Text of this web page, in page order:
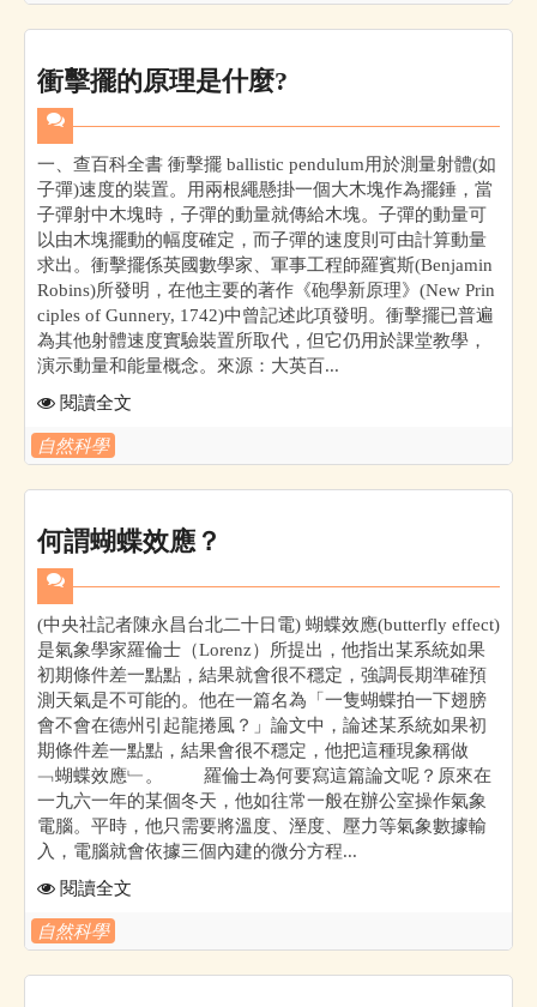
衝擊擺的原理是什麼?
一、查百科全書 衝擊擺 ballistic pendulum用於測量射體(如
子彈)速度的裝置。用兩根繩懸掛一個大木塊作為擺錘，當
子彈射中木塊時，子彈的動量就傳給木塊。子彈的動量可
以由木塊擺動的幅度確定，而子彈的速度則可由計算動量
求出。衝擊擺係英國數學家、軍事工程師羅賓斯(Benjamin
Robins)所發明，在他主要的著作《砲學新原理》(New Prin
ciples of Gunnery, 1742)中曾記述此項發明。衝擊擺已普遍
為其他射體速度實驗裝置所取代，但它仍用於課堂教學，
演示動量和能量概念。來源：大英百...
閱讀全文
自然科學
何謂蝴蝶效應？
(中央社記者陳永昌台北二十日電) 蝴蝶效應(butterfly effect)
是氣象學家羅倫士（Lorenz）所提出，他指出某系統如果
初期條件差一點點，結果就會很不穩定，強調長期準確預
測天氣是不可能的。他在一篇名為「一隻蝴蝶拍一下翅膀
會不會在德州引起龍捲風？」論文中，論述某系統如果初
期條件差一點點，結果會很不穩定，他把這種現象稱做
﹁蝴蝶效應﹂。 羅倫士為何要寫這篇論文呢？原來在
一九六一年的某個冬天，他如往常一般在辦公室操作氣象
電腦。平時，他只需要將溫度、溼度、壓力等氣象數據輸
入，電腦就會依據三個內建的微分方程...
閱讀全文
自然科學